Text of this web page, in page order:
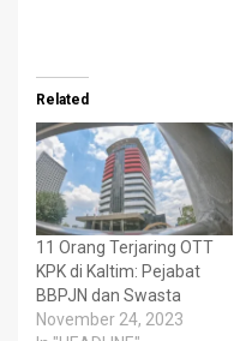
Related
11 Orang Terjaring OTT
KPK di Kaltim: Pejabat
BBPJN dan Swasta
November 24, 2023